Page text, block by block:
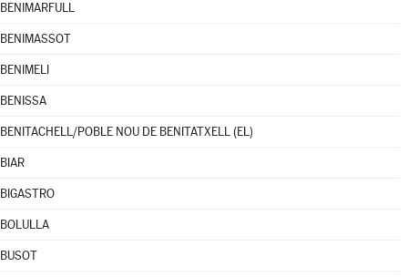
BENIMARFULL
BENIMASSOT
BENIMELI
BENISSA
BENITACHELL/POBLE NOU DE BENITATXELL (EL)
BIAR
BIGASTRO
BOLULLA
BUSOT